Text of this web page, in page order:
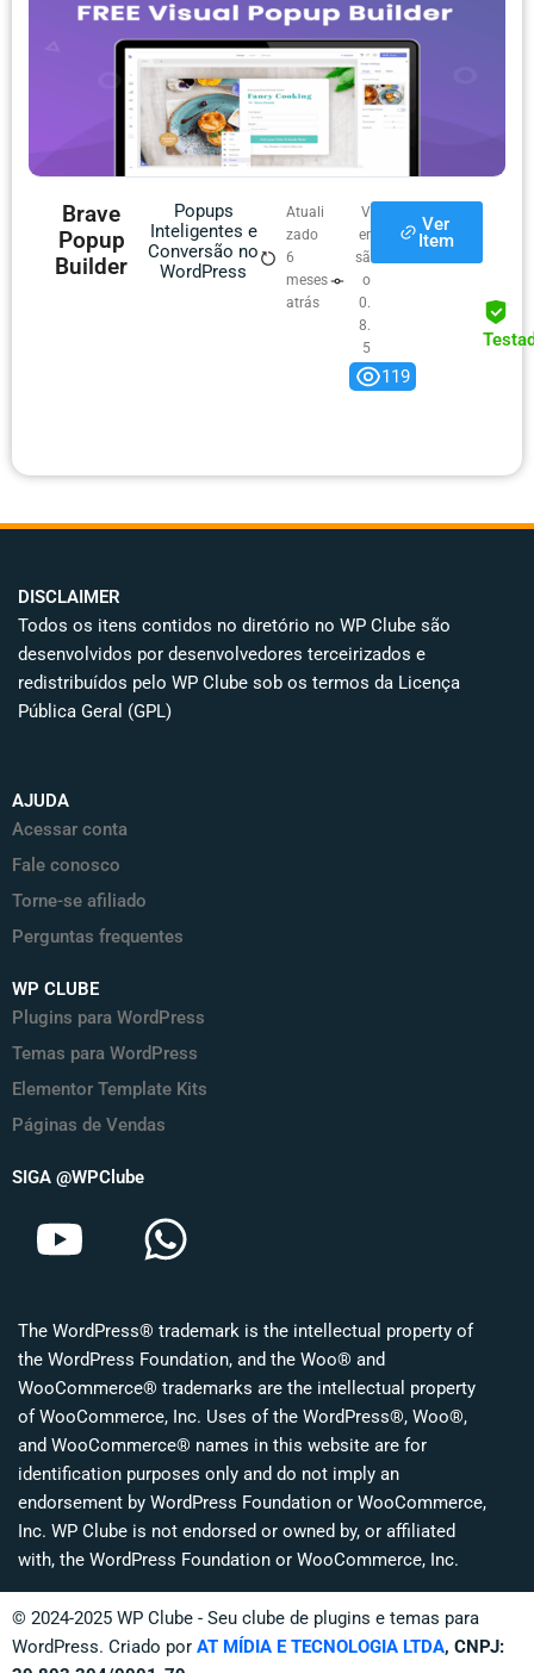
Brave
Popup
Builder
Popups
Inteligentes e
Conversão no
WordPress
Atuali
zado
6
meses
atrás
V
er
sã
o
0.
8.
5
Ver
Item
119
DISCLAIMER
Todos os itens contidos no diretório no WP Clube são
desenvolvidos por desenvolvedores terceirizados e
redistribuídos pelo WP Clube sob os termos da Licença
Pública Geral (GPL)
AJUDA
Acessar conta
Fale conosco
Torne-se afiliado
Perguntas frequentes
WP CLUBE
Plugins para WordPress
Temas para WordPress
Elementor Template Kits
Páginas de Vendas
SIGA @WPClube
Y
o
u
t
u
b
e
W
h
a
t
s
a
p
p
The WordPress® trademark is the intellectual property of
the WordPress Foundation, and the Woo® and
WooCommerce® trademarks are the intellectual property
of WooCommerce, Inc. Uses of the WordPress®, Woo®,
and WooCommerce® names in this website are for
identification purposes only and do not imply an
endorsement by WordPress Foundation or WooCommerce,
Inc. WP Clube is not endorsed or owned by, or affiliated
with, the WordPress Foundation or WooCommerce, Inc.
© 2024-2025 WP Clube - Seu clube de plugins e temas para
WordPress. Criado por AT MÍDIA E TECNOLOGIA LTDA, CNPJ: